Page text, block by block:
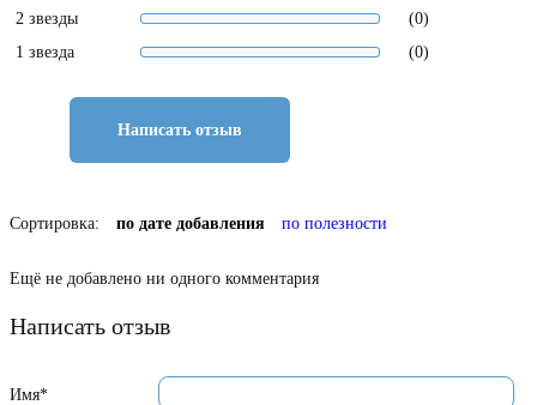
2 звезды
(0)
1 звезда
(0)
Написать отзыв
Сортировка: по дате добавления по полезности
Ещё не добавлено ни одного комментария
Написать отзыв
Имя*